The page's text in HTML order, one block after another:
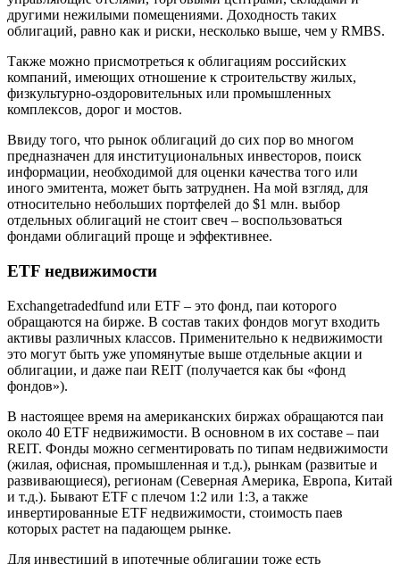
другими нежилыми помещениями. Доходность таких
облигаций, равно как и риски, несколько выше, чем у RMBS.
Также можно присмотреться к облигациям российских
компаний, имеющих отношение к строительству жилых,
физкультурно-оздоровительных или промышленных
комплексов, дорог и мостов.
Ввиду того, что рынок облигаций до сих пор во многом
предназначен для институциональных инвесторов, поиск
информации, необходимой для оценки качества того или
иного эмитента, может быть затруднен. На мой взгляд, для
относительно небольших портфелей до $1 млн. выбор
отдельных облигаций не стоит свеч – воспользоваться
фондами облигаций проще и эффективнее.
ETF недвижимости
Exchangetradedfund или ETF – это фонд, паи которого
обращаются на бирже. В состав таких фондов могут входить
активы различных классов. Применительно к недвижимости
это могут быть уже упомянутые выше отдельные акции и
облигации, и даже паи REIT (получается как бы «фонд
фондов»).
В настоящее время на американских биржах обращаются паи
около 40 ETF недвижимости. В основном в их составе – паи
REIT. Фонды можно сегментировать по типам недвижимости
(жилая, офисная, промышленная и т.д.), рынкам (развитые и
развивающиеся), регионам (Северная Америка, Европа, Китай
и т.д.). Бывают ETF с плечом 1:2 или 1:3, а также
инвертированные ETF недвижимости, стоимость паев
которых растет на падающем рынке.
Для инвестиций в ипотечные облигации тоже есть